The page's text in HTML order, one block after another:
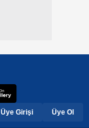
Üye Girişi Üye Ol